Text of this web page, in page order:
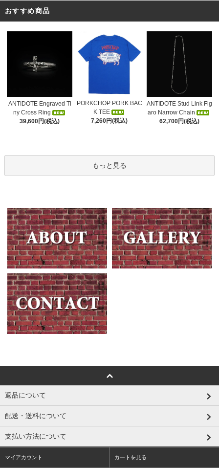
おすすめ商品
ANTIDOTE Engraved Ti
ny Cross Ring
39,600円(税込)
PORKCHOP PORK BAC
K TEE
7,260円(税込)
ANTIDOTE Stud Link Fig
aro Narrow Chain
62,700円(税込)
もっと見る
返品について
配送・送料について
支払い方法について
マイアカウント カートを見る